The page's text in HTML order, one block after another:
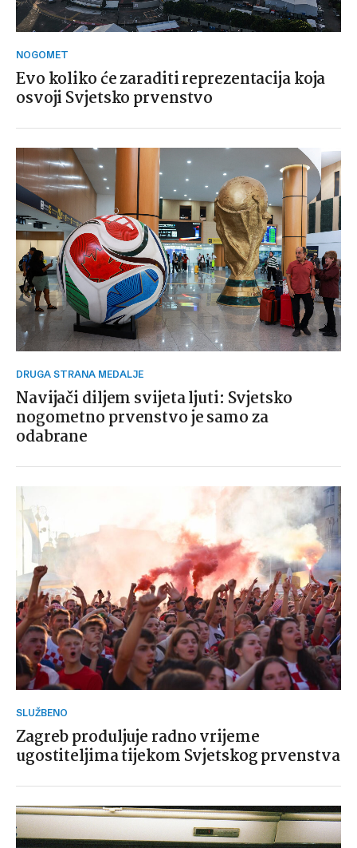
NOGOMET
Evo koliko će zaraditi reprezentacija koja
osvoji Svjetsko prvenstvo
DRUGA STRANA MEDALJE
Navijači diljem svijeta ljuti: Svjetsko
nogometno prvenstvo je samo za
odabrane
SLUŽBENO
Zagreb produljuje radno vrijeme
ugostiteljima tijekom Svjetskog prvenstva